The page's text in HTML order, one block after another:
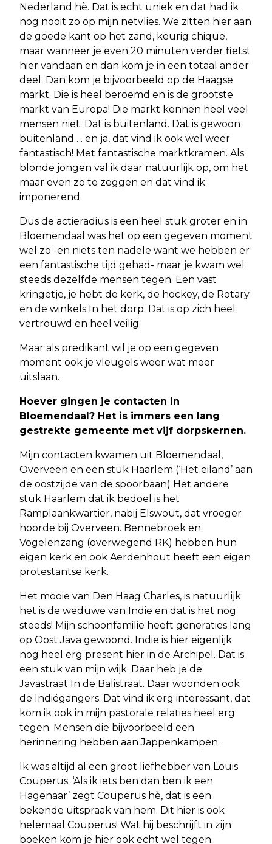
Nederland hè. Dat is echt uniek en dat had ik
nog nooit zo op mijn netvlies. We zitten hier aan
de goede kant op het zand, keurig chique,
maar wanneer je even 20 minuten verder fietst
hier vandaan en dan kom je in een totaal ander
deel. Dan kom je bijvoorbeeld op de Haagse
markt. Die is heel beroemd en is de grootste
markt van Europa! Die markt kennen heel veel
mensen niet. Dat is buitenland. Dat is gewoon
buitenland…. en ja, dat vind ik ook wel weer
fantastisch! Met fantastische marktkramen. Als
blonde jongen val ik daar natuurlijk op, om het
maar even zo te zeggen en dat vind ik
imponerend.
Dus de actieradius is een heel stuk groter en in
Bloemendaal was het op een gegeven moment
wel zo -en niets ten nadele want we hebben er
een fantastische tijd gehad- maar je kwam wel
steeds dezelfde mensen tegen. Een vast
kringetje, je hebt de kerk, de hockey, de Rotary
en de winkels In het dorp. Dat is op zich heel
vertrouwd en heel veilig.
Maar als predikant wil je op een gegeven
moment ook je vleugels weer wat meer
uitslaan.
Hoever gingen je contacten in
Bloemendaal? Het is immers een lang
gestrekte gemeente met vijf dorpskernen.
Mijn contacten kwamen uit Bloemendaal,
Overveen en een stuk Haarlem (‘Het eiland’ aan
de oostzijde van de spoorbaan) Het andere
stuk Haarlem dat ik bedoel is het
Ramplaankwartier, nabij Elswout, dat vroeger
hoorde bij Overveen. Bennebroek en
Vogelenzang (overwegend RK) hebben hun
eigen kerk en ook Aerdenhout heeft een eigen
protestantse kerk.
Het mooie van Den Haag Charles, is natuurlijk:
het is de weduwe van Indië en dat is het nog
steeds! Mijn schoonfamilie heeft generaties lang
op Oost Java gewoond. Indië is hier eigenlijk
nog heel erg present hier in de Archipel. Dat is
een stuk van mijn wijk. Daar heb je de
Javastraat In de Balistraat. Daar woonden ook
de Indiëgangers. Dat vind ik erg interessant, dat
kom ik ook in mijn pastorale relaties heel erg
tegen. Mensen die bijvoorbeeld een
herinnering hebben aan Jappenkampen.
Ik was altijd al een groot liefhebber van Louis
Couperus. ‘Als ik iets ben dan ben ik een
Hagenaar’ zegt Couperus hè, dat is een
bekende uitspraak van hem. Dit hier is ook
helemaal Couperus! Wat hij beschrijft in zijn
boeken kom je hier ook echt wel tegen.